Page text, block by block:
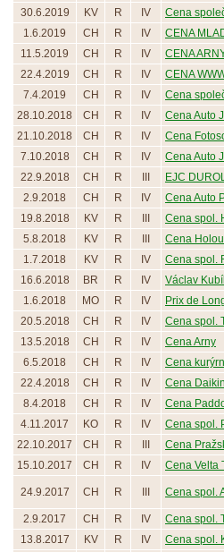
30.6.2019
KV R IV
Cena
1.6.2019
CH R IV
CENA
11.5.2019
CH R IV
CENA
22.4.2019
CH R IV
CENA
7.4.2019
CH R IV
Cena
28.10.2018
CH R IV
Cena Auto
21.10.2018
CH R IV
Cena
7.10.2018
CH R IV
Cena Auto
22.9.2018
CH R
EJC
2.9.2018
CH R IV
Cena Auto
19.8.2018
KV R
Cena spol.
5.8.2018
KV R
Cena
1.7.2018
KV R IV
Cena spol.
16.6.2018
BR R IV
Václav
1.6.2018
MO R IV
Prix de
20.5.2018
CH R IV
Cena spol.
13.5.2018
CH R IV
Cena Arny
6.5.2018
CH R IV
Cena
22.4.2018
CH R IV
Cena
8.4.2018
CH R IV
Cena
4.11.2017
KO R IV
Cena spol.
22.10.2017
CH R
Cena
15.10.2017
CH R IV Cena Velta
24.9.2017 CH R Cena spol.
2.9.2017 CH R IV
Cena spol.
13.8.2017
KV R IV
Cena spol.